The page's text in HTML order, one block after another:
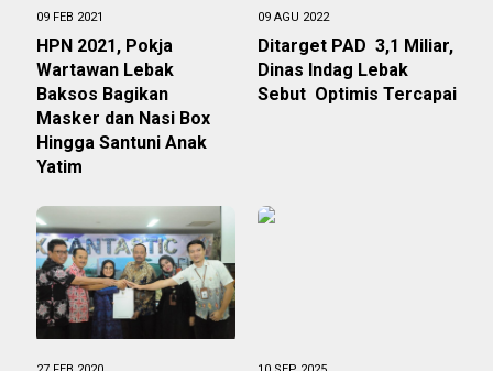
09 FEB 2021
HPN 2021, Pokja
Wartawan Lebak
Baksos Bagikan
Masker dan Nasi Box
Hingga Santuni Anak
Yatim
09 AGU 2022
Ditarget PAD 3,1 Miliar,
Dinas Indag Lebak
Sebut Optimis Tercapai